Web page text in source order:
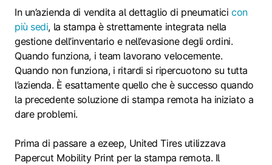
In un’azienda di vendita al dettaglio di pneumaticicon
più sedi, la stampa è strettamente integrata nella
gestione dell’inventario e nell’evasione degli ordini.
Quando funziona, i team lavorano velocemente.
Quando non funziona, i ritardi si ripercuotono su tutta
l’azienda. È esattamente quello che è successo quando
la precedente soluzione di stampa remota ha iniziato a
dare problemi.
Prima di passare a ezeep, United Tires utilizzava
Papercut Mobility Print per la stampa remota. Il